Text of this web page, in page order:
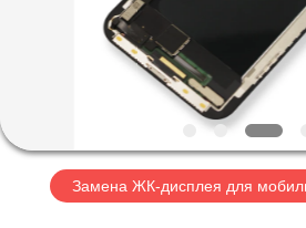
ПРОДУКЦИЯ
РОЛИКИ
Замена ЖК-дисплея для